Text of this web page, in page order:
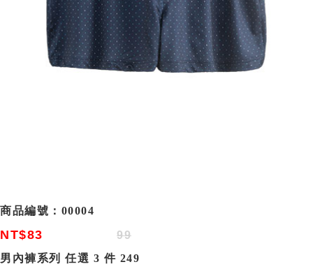
商品編號： 00004
NT$83
99
男內褲系列 任選 3 件 249